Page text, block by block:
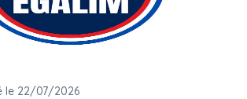
le 22/07/2026